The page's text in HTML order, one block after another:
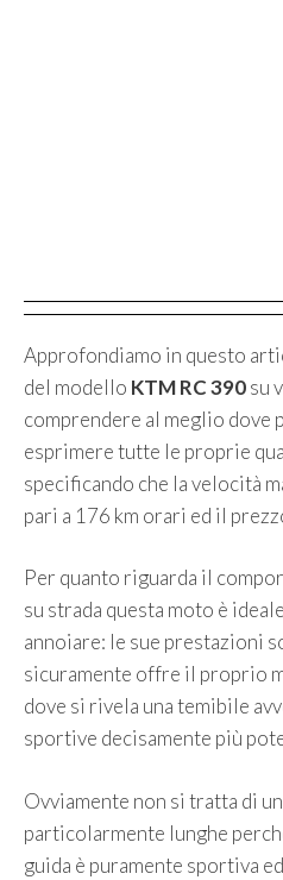
Approfondiamo in questo
del modello KTM RC 390su
comprendere al meglio dove
esprimere tutte le proprie
specificando che la velocità
pari a 176 km orari ed il
Per quanto riguarda il
su strada questa moto è
annoiare: le sue prestazioni
sicuramente offre il proprio
dove si rivela una temibile
sportive decisamente più
Ovviamente non si tratta di
particolarmente lunghe
guida è puramente sportiva